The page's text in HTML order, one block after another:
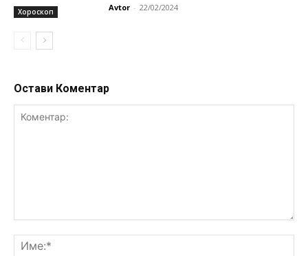
Хороскоп Avtor - 22/02/2024
Остави Коментар